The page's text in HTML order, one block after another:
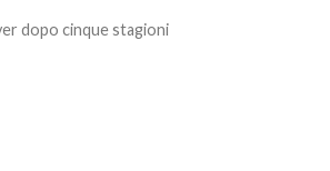
dopo cinque stagioni